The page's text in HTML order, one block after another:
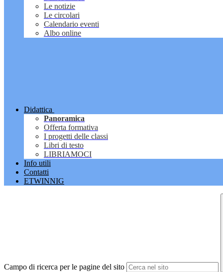
Le notizie
Le circolari
Calendario eventi
Albo online
Didattica
Panoramica
Offerta formativa
I progetti delle classi
Libri di testo
LIBRIAMOCI
Info utili
Contatti
ETWINNIG
Campo di ricerca per le pagine del sito